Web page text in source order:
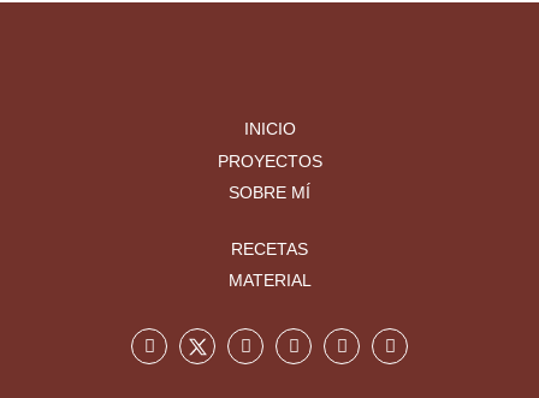
INICIO
PROYECTOS
SOBRE MÍ
RECETAS
MATERIAL